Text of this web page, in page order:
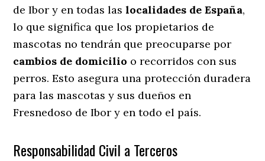
de Ibor y en todas laslocalidades de España,
lo que significa que los propietarios de
mascotas no tendrán que preocuparse por
cambios de domicilio o recorridos con sus
perros. Esto asegura una protección duradera
para las mascotas y sus dueños en
Fresnedoso de Ibor y en todo el país.
Responsabilidad Civil a Terceros